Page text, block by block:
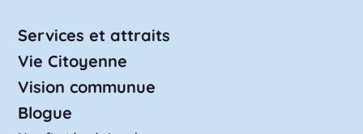
Services et attraits
Vie Citoyenne
Vision communue
Blogue